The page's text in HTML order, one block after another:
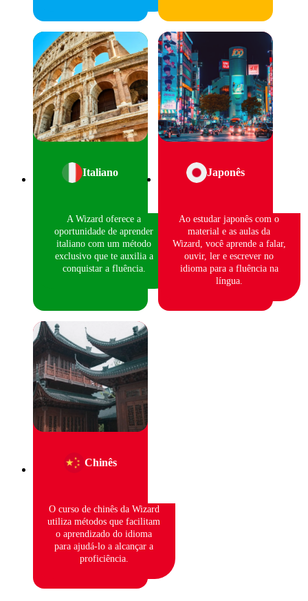
Italiano
A Wizard oferece a
oportunidade de aprender
italiano com um método
exclusivo que te auxilia a
conquistar a fluência.
Japonês
Ao estudar japonês com o
material e as aulas da
Wizard, você aprende a falar,
ouvir, ler e escrever no
idioma para a fluência na
língua.
Chinês
O curso de chinês da Wizard
utiliza métodos que facilitam
o aprendizado do idioma
para ajudá-lo a alcançar a
proficiência.